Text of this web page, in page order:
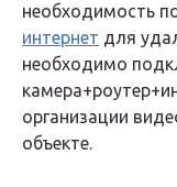
необходимость
интернет для
необходимо
организации
объекте.